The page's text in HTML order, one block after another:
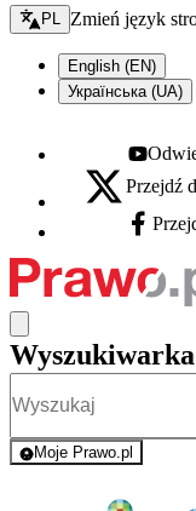
Zmień język - bieżący:
PL Zmień język
English (EN)
Українська (UA)
Youtube -
X - otwiera się w
Przejdź
Facebook
Wyszukiwarka
Moje Prawo.pl
- rejestracja i